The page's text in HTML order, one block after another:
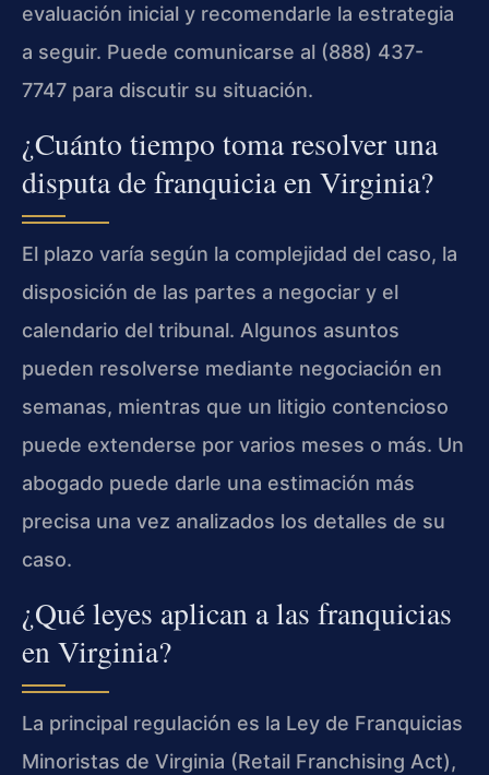
evaluación inicial y recomendarle la estrategia
a seguir. Puede comunicarse al (888) 437-
7747 para discutir su situación.
¿Cuánto tiempo toma resolver una
disputa de franquicia en Virginia?
El plazo varía según la complejidad del caso, la
disposición de las partes a negociar y el
calendario del tribunal. Algunos asuntos
pueden resolverse mediante negociación en
semanas, mientras que un litigio contencioso
puede extenderse por varios meses o más. Un
abogado puede darle una estimación más
precisa una vez analizados los detalles de su
caso.
¿Qué leyes aplican a las franquicias
en Virginia?
La principal regulación es la Ley de Franquicias
Minoristas de Virginia (Retail Franchising Act),